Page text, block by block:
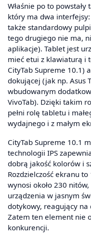
Właśnie po to
który ma dwa
także standardowy
tego drugiego nie ma,
aplikacje). Tablet jest
mieć etui z klawiaturą i
CityTab Supreme 10.1)
dokującej (jak np. Asus
wbudowanym
VivoTab). Dzięki takim
pełni rolę tabletu i
wydajnego i z małym
CityTab Supreme 10.1
technologii IPS
dobrą jakość kolorów i
Rozdzielczość ekranu
wynosi około 230
urządzenia w jasnym
dotykowy, reagujący na
Zatem ten element nie
konkurencji.